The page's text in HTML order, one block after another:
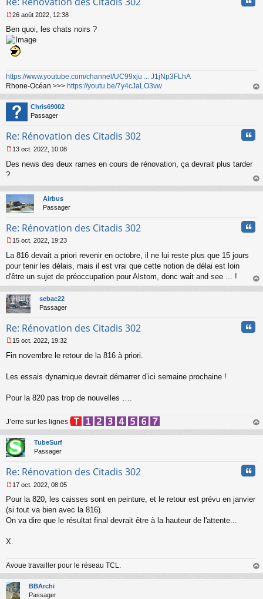
l
u
e
s
s
a
e
n
n
l
u
26 août 2022, 12:38
Ben quoi, les chats noirs ?
https://www.youtube.com/channel/UC99xju ... J1jNp3FLhA
Rhone-Océan >>> https://youtu.be/7y4cJaLO3vw
au
Chris69002
Passager
Re: Rénovation des Citadis 302
e
a
g
e
o
l
u
13 oct. 2022, 10:08
Des news des deux rames en cours de rénovation, ça devrait plus tarder
?
au
Airbus
Passager
Re: Rénovation des Citadis 302
e
s
s
g
e
n
n
u
15 oct. 2022, 19:23
La 816 devait a priori revenir en octobre, il ne lui reste plus que 15 jours
pour tenir les délais, mais il est vrai que cette notion de délai est loin
d'être un sujet de préoccupation pour Alstom, donc wait and see ... !
au
sebac22
Passager
Re: Rénovation des Citadis 302
e
e
l
u
15 oct. 2022, 19:32
Fin novembre le retour de la 816 à priori.
Les essais dynamique devrait démarrer d’ici semaine prochaine !
Pour la 820 pas trop de nouvelles ….
J’erre sur les lignes
au
TubeSurf
Passager
Re: Rénovation des Citadis 302
e
s
s
e
l
u
17 oct. 2022, 08:05
Pour la 820, les caisses sont en peinture, et le retour est prévu en janvier
(si tout va bien avec la 816).
On va dire que le résultat final devrait être à la hauteur de l'attente...
X.
Avoue travailler pour le réseau TCL.
au
BBArchi
Passager